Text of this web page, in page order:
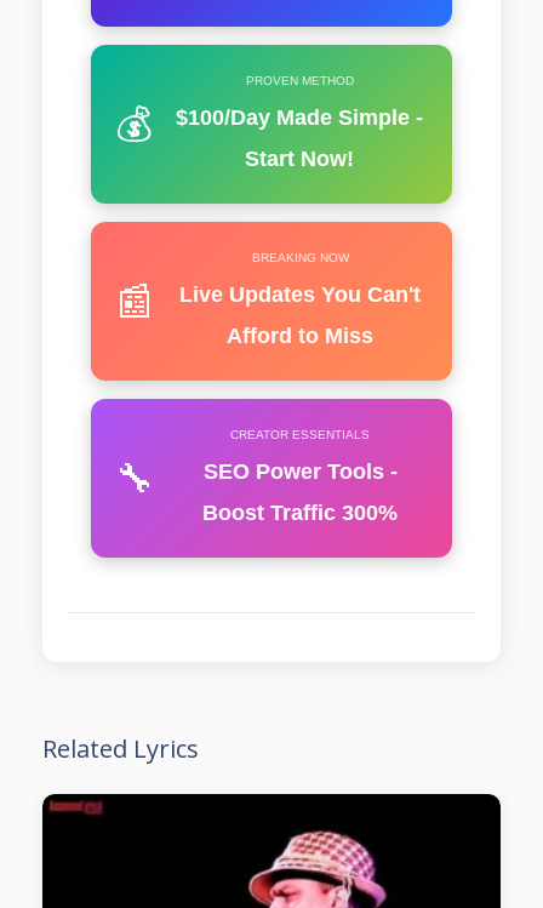
💰
PROVEN METHOD
$100/Day Made Simple -
Start Now!
📰
BREAKING NOW
Live Updates You Can't
Afford to Miss
🔧
CREATOR ESSENTIALS
SEO Power Tools -
Boost Traffic 300%
Related Lyrics